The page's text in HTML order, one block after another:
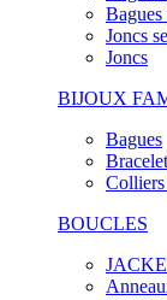
Bagues
Joncs
Joncs
BIJOUX
Bagues
BOUCLES